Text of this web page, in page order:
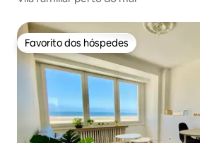
Favorito dos hóspedes
Favorito dos hóspedes